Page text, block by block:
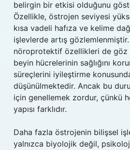
belirgin bir etkisi olduğunu
Özellikle, östrojen seviyesi
kısa vadeli hafıza ve kelime
işlevlerde artış
nöroprotektif özellikleri de göz
beyin hücrelerinin sağlığını
süreçlerini iyileştirme
düşünülmektedir. Ancak bu
için genellemek zordur, çünkü
yapısı farklıdır.
Daha fazla östrojenin bilişsel
yalnızca biyolojik değil,